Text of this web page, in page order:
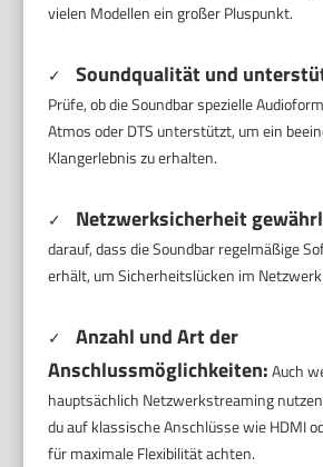
vielen Modellen ein großer Pluspunkt.
✓ Soundqualität und
Prüfe, ob die Soundbar spezielle
Atmos oder DTS unterstützt, um ein
Klangerlebnis zu erhalten.
✓ Netzwerksicherheit
darauf, dass die Soundbar regelmäßige
erhält, um Sicherheitslücken im
✓
Anzahl und Art der
Anschlussmöglichkeiten:Auch
hauptsächlich Netzwerkstreaming
du auf klassische Anschlüsse wie HDMI
für maximale Flexibilität achten.